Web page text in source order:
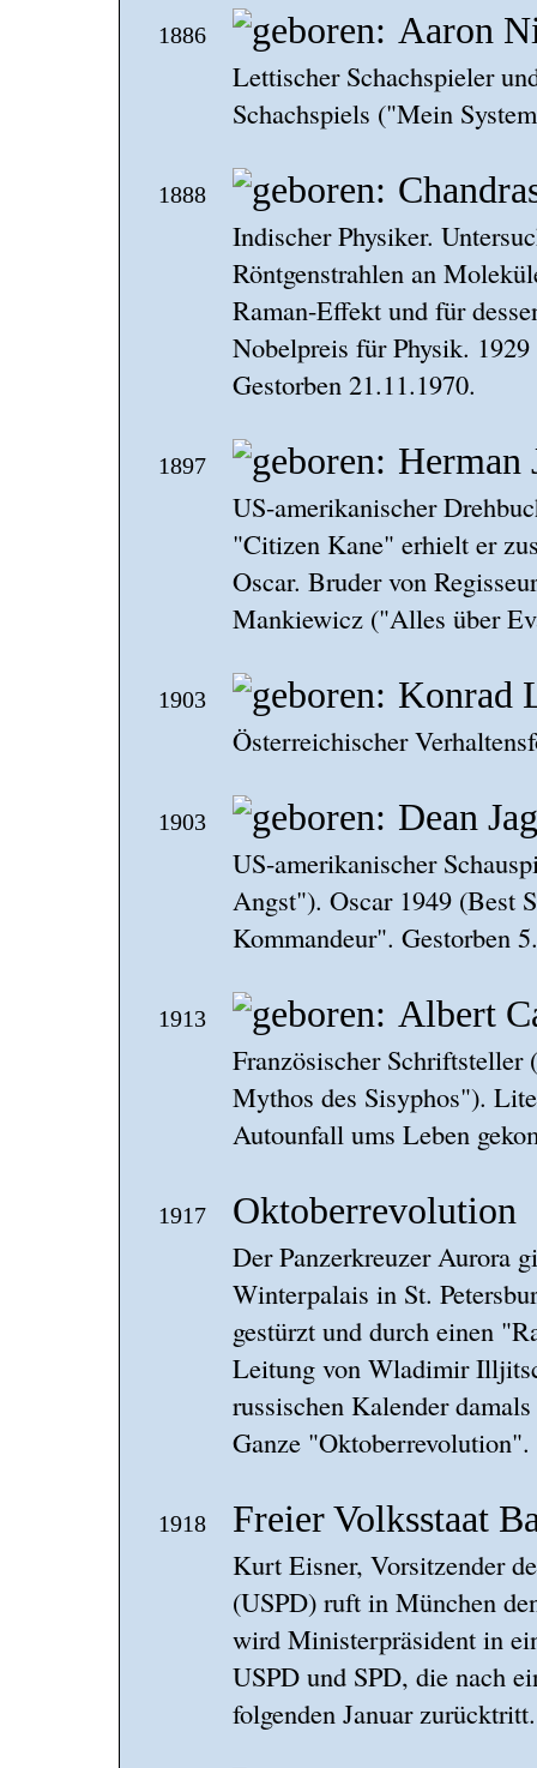
1886 Aaron
Lettischer Schachspieler
Schachspiels ("Mein
1888
Indischer Physiker.
Röntgenstrahlen an
Raman-Effekt und für
Nobelpreis für Physik.
Gestorben 21.11.1970.
1897 Herman
US-amerikanischer
"Citizen Kane" erhielt er
Oscar. Bruder von
Mankiewicz ("Alles über
1903 Konrad
Österreichischer
1903 Dean
US-amerikanischer
Angst"). Oscar 1949 (Best
Kommandeur". Gestorben
1913 Albert
Französischer
Mythos des Sisyphos").
Autounfall ums Leben
1917 Oktoberrevolution
Der Panzerkreuzer Aurora
Winterpalais in St.
gestürzt und durch einen
Leitung von Wladimir
russischen Kalender
Ganze "Oktoberrevolution".
1918 Freier Volksstaat
Kurt Eisner, Vorsitzender
(USPD) ruft in München
wird Ministerpräsident in
USPD und SPD, die nach
folgenden Januar zurücktritt.